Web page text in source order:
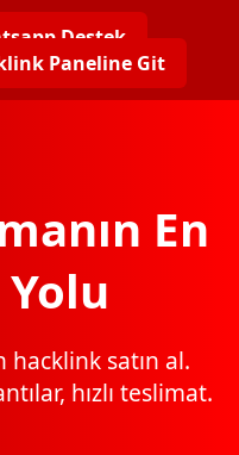
Destek
Paneline Git
En
hacklink satın al.
hızlı teslimat.